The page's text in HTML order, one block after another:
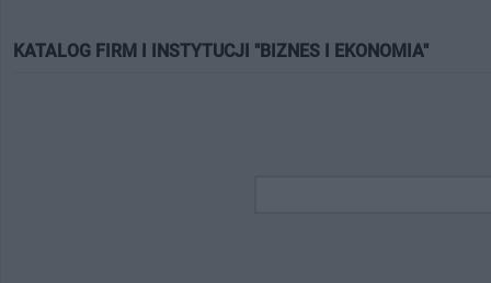
KATALOG FIRM I INSTYTUCJI "BIZNES I EKONOMIA"